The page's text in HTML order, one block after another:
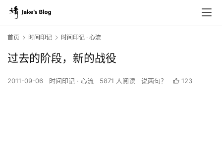
首页 时间印记 时间印记 · 心流
过去的阶段，新的战役
2011-09-06 时间印记 · 心流 5871 人阅读 说两句？ 123